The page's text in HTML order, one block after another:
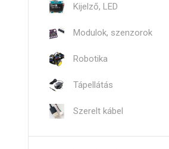
Kijelző, LED
Modulok, szenzorok
Robotika
Tápellátás
Szerelt kábel